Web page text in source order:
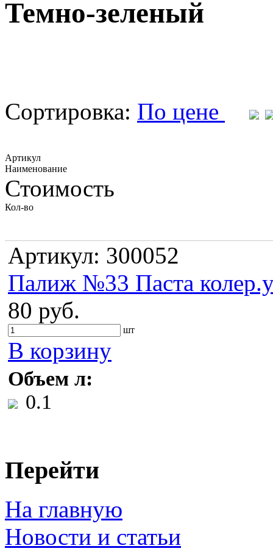
Темно-зеленый
Сортировка: По цене
Артикул
Наименование
Стоимость
Кол-во
Артикул: 300052
Палиж №33 Паста
80 руб.
шт
В корзину
Объем л:
0.1
Перейти
На главную
Новости и статьи